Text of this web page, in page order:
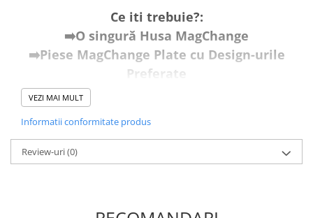
Ce iti trebuie?:
➡️O singură Husa MagChange
➡️Piese MagChange Plate cu Design-urile
Preferate
Cum Funcționează:
🧲Atașare Magnetică:
MagChange Plate se atașează ferm de
husa principală prin magnetii MagSafe,
VEZI MAI MULT
Informatii conformitate produs
Review-uri(0)